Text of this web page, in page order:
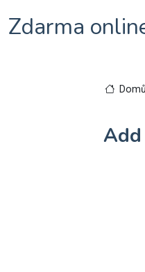
Zdarma
Domů
Add